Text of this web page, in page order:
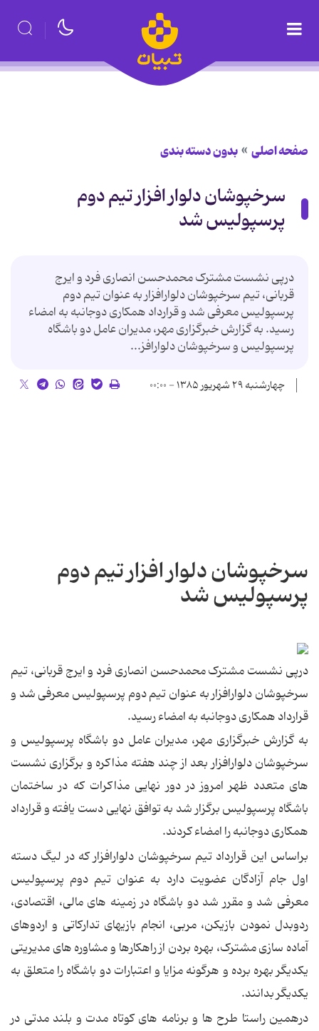
صفحه اصلی بدون دسته بندی
سرخپوشان دلوار افزار تیم دوم
پرسپولیس شد
درپی نشست مشترک محمدحسن انصاری فرد و ایرج
قربانی، تیم سرخپوشان دلوارافزار به عنوان تیم دوم
پرسپولیس معرفی شد و قرارداد همکاری دوجانبه به امضاء
رسید. به گزارش خبرگزاری مهر، مدیران عامل دو باشگاه
پرسپولیس و سرخپوشان دلوارافز...
چهارشنبه ۲۹ شهریور ۱۳۸۵ - ۰۰:۰۰
سرخپوشان دلوار افزار تیم دوم
پرسپولیس شد
درپی نشست مشترک محمدحسن انصاری فرد و ایرج قربانی، تیم
سرخپوشان دلوارافزار به عنوان تیم دوم پرسپولیس معرفی شد و
قرارداد همکاری دوجانبه به امضاء رسید.
به گزارش خبرگزاری مهر، مدیران عامل دو باشگاه پرسپولیس و
سرخپوشان دلوارافزار بعد از چند هفته مذاکره و برگزاری نشست
های متعدد ظهر امروز در دور نهایی مذاکرات که در ساختمان
باشگاه پرسپولیس برگزار شد به توافق نهایی دست یافته و قرارداد
همکاری دوجانبه را امضاء کردند.
براساس این قرارداد تیم سرخپوشان دلوارافزار که در لیگ دسته
اول جام آزادگان عضویت دارد به عنوان تیم دوم پرسپولیس
معرفی شد و مقرر شد دو باشگاه در زمینه های مالی، اقتصادی،
ردوبدل نمودن بازیکن، مربی، انجام بازیهای تدارکاتی و اردوهای
آماده سازی مشترک، بهره بردن از راهکارها و مشاوره های مدیریتی
یکدیگر بهره برده و هرگونه مزایا و اعتبارات دو باشگاه را متعلق به
یکدیگر بدانند.
درهمین راستا طرح ها و برنامه های کوتاه مدت و بلند مدتی در